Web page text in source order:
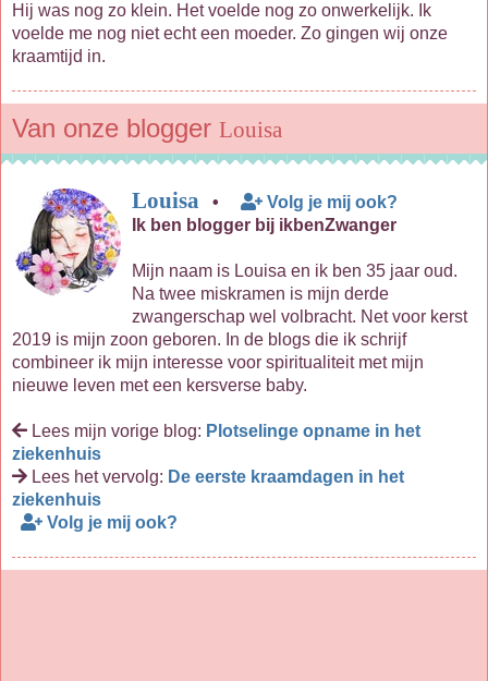
Hij was nog zo klein. Het voelde nog zo onwerkelijk. Ik
voelde me nog niet echt een moeder. Zo gingen wij onze
kraamtijd in.
Van onze blogger Louisa
Louisa •
Volg je mij ook?
Ik ben blogger bij ikbenZwanger
Mijn naam is Louisa en ik ben 35 jaar oud.
Na twee miskramen is mijn derde
zwangerschap wel volbracht. Net voor kerst
2019 is mijn zoon geboren. In de blogs die ik schrijf
combineer ik mijn interesse voor spiritualiteit met mijn
nieuwe leven met een kersverse baby.
Lees mijn vorige blog: Plotselinge opname in het
ziekenhuis
Lees het vervolg: De eerste kraamdagen in het
ziekenhuis
Volg je mij ook?